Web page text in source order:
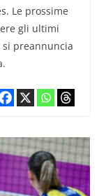
Le prossime
gli ultimi
preannuncia